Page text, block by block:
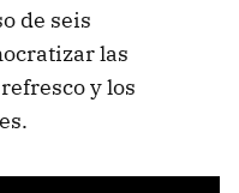
de seis
las
y los